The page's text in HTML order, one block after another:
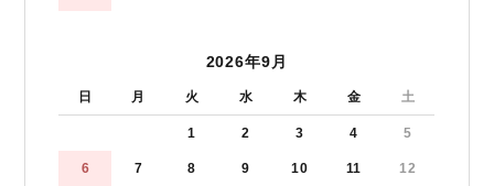
2026年9月
日 月 火 水 木 金 土
1 2 3 4 5
6 7 8 9 10 11 12